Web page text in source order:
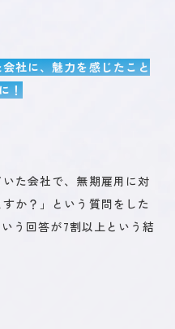
社に、魅力を感じたこと
！
た会社で、無期雇用に対
か？」という質問をした
う回答が7割以上という結